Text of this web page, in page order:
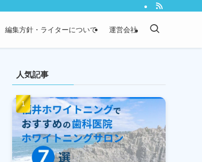
編集方針・ライターについて 運営会社
人気記事